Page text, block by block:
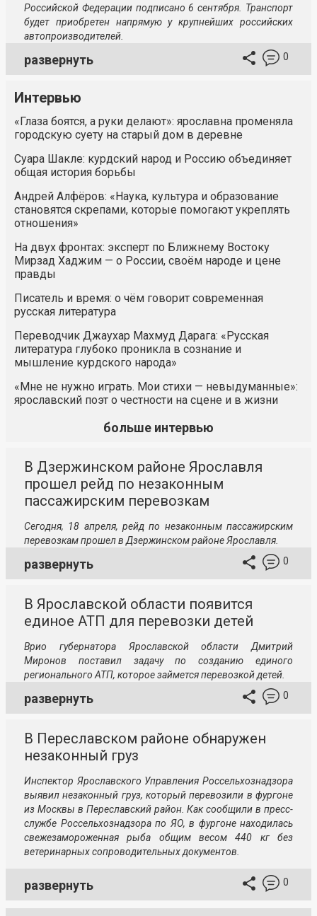
Российской Федерации подписано 6 сентября. Транспорт
будет приобретен напрямую у крупнейших российских
автопроизводителей.
развернуть 0
Интервью
«Глаза боятся, а руки делают»: ярославна променяла
городскую суету на старый дом в деревне
Суара Шакле: курдский народ и Россию объединяет
общая история борьбы
Андрей Алфёров: «Наука, культура и образование
становятся скрепами, которые помогают укреплять
отношения»
На двух фронтах: эксперт по Ближнему Востоку
Мирзад Хаджим — о России, своём народе и цене
правды
Писатель и время: о чём говорит современная
русская литература
Переводчик Джаухар Махмуд Дарага: «Русская
литература глубоко проникла в сознание и
мышление курдского народа»
«Мне не нужно играть. Мои стихи — невыдуманные»:
ярославский поэт о честности на сцене и в жизни
больше интервью
В Дзержинском районе Ярославля
прошел рейд по незаконным
пассажирским перевозкам
Сегодня, 18 апреля, рейд по незаконным пассажирским
перевозкам прошел в Дзержинском районе Ярославля.
развернуть 0
В Ярославской области появится
единое АТП для перевозки детей
Врио губернатора Ярославской области Дмитрий
Миронов поставил задачу по созданию единого
регионального АТП, которое займется перевозкой детей.
развернуть 0
В Переславском районе обнаружен
незаконный груз
Инспектор Ярославского Управления Россельхознадзора
выявил незаконный груз, который перевозили в фургоне
из Москвы в Переславский район. Как сообщили в пресс-
службе Россельхознадзора по ЯО, в фургоне находилась
свежезамороженная рыба общим весом 440 кг без
ветеринарных сопроводительных документов.
развернуть 0